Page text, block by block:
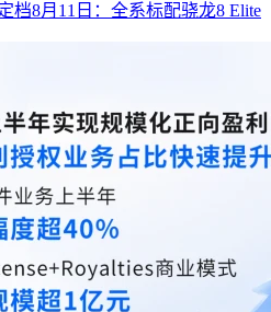
档8月11日：全系标配骁龙8 Elite